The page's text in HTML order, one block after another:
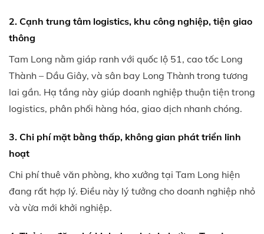
2. Cạnh trung tâm logistics, khu công nghiệp, tiện giao
thông
Tam Long nằm giáp ranh với quốc lộ 51, cao tốc Long
Thành – Dầu Giây, và sân bay Long Thành trong tương
lai gần. Hạ tầng này giúp doanh nghiệp thuận tiện trong
logistics, phân phối hàng hóa, giao dịch nhanh chóng.
3. Chi phí mặt bằng thấp, không gian phát triển linh
hoạt
Chi phí thuê văn phòng, kho xưởng tại Tam Long hiện
đang rất hợp lý. Điều này lý tưởng cho doanh nghiệp nhỏ
và vừa mới khởi nghiệp.